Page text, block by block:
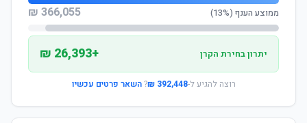
ממוצע הענף (13%) 366,055 ₪
יתרון בחירת הקרן +26,393 ₪
רוצה להגיע ל-392,448 ₪
?השאר פרטים עכשיו